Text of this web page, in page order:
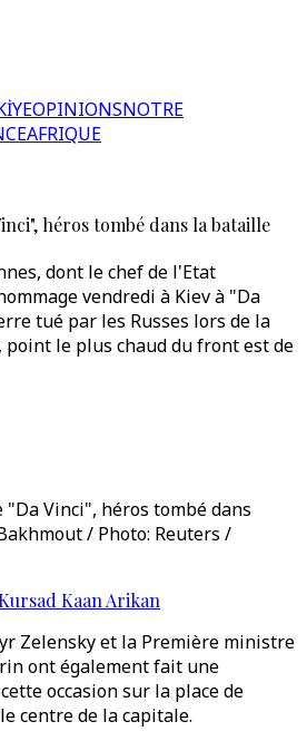
OPINIONSNOTRE
AFRIQUE
héros tombé dans la bataille
dont le chef de l'Etat
vendredi à Kiev à "Da
tué par les Russes lors de la
le plus chaud du front est de
Vinci", héros tombé dans
/ Photo: Reuters /
Kaan Arikan
Zelensky et la Première ministre
ont également fait une
occasion sur la place de
centre de la capitale.